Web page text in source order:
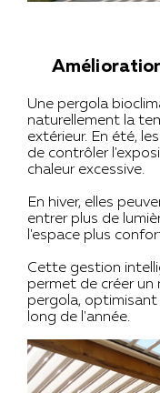
Une pergola
naturellement la
extérieur. En été,
de contrôler
chaleur excessive.
En hiver, elles
entrer plus de
l'espace plus
Cette gestion
permet de créer un
pergola,
long de l'année.